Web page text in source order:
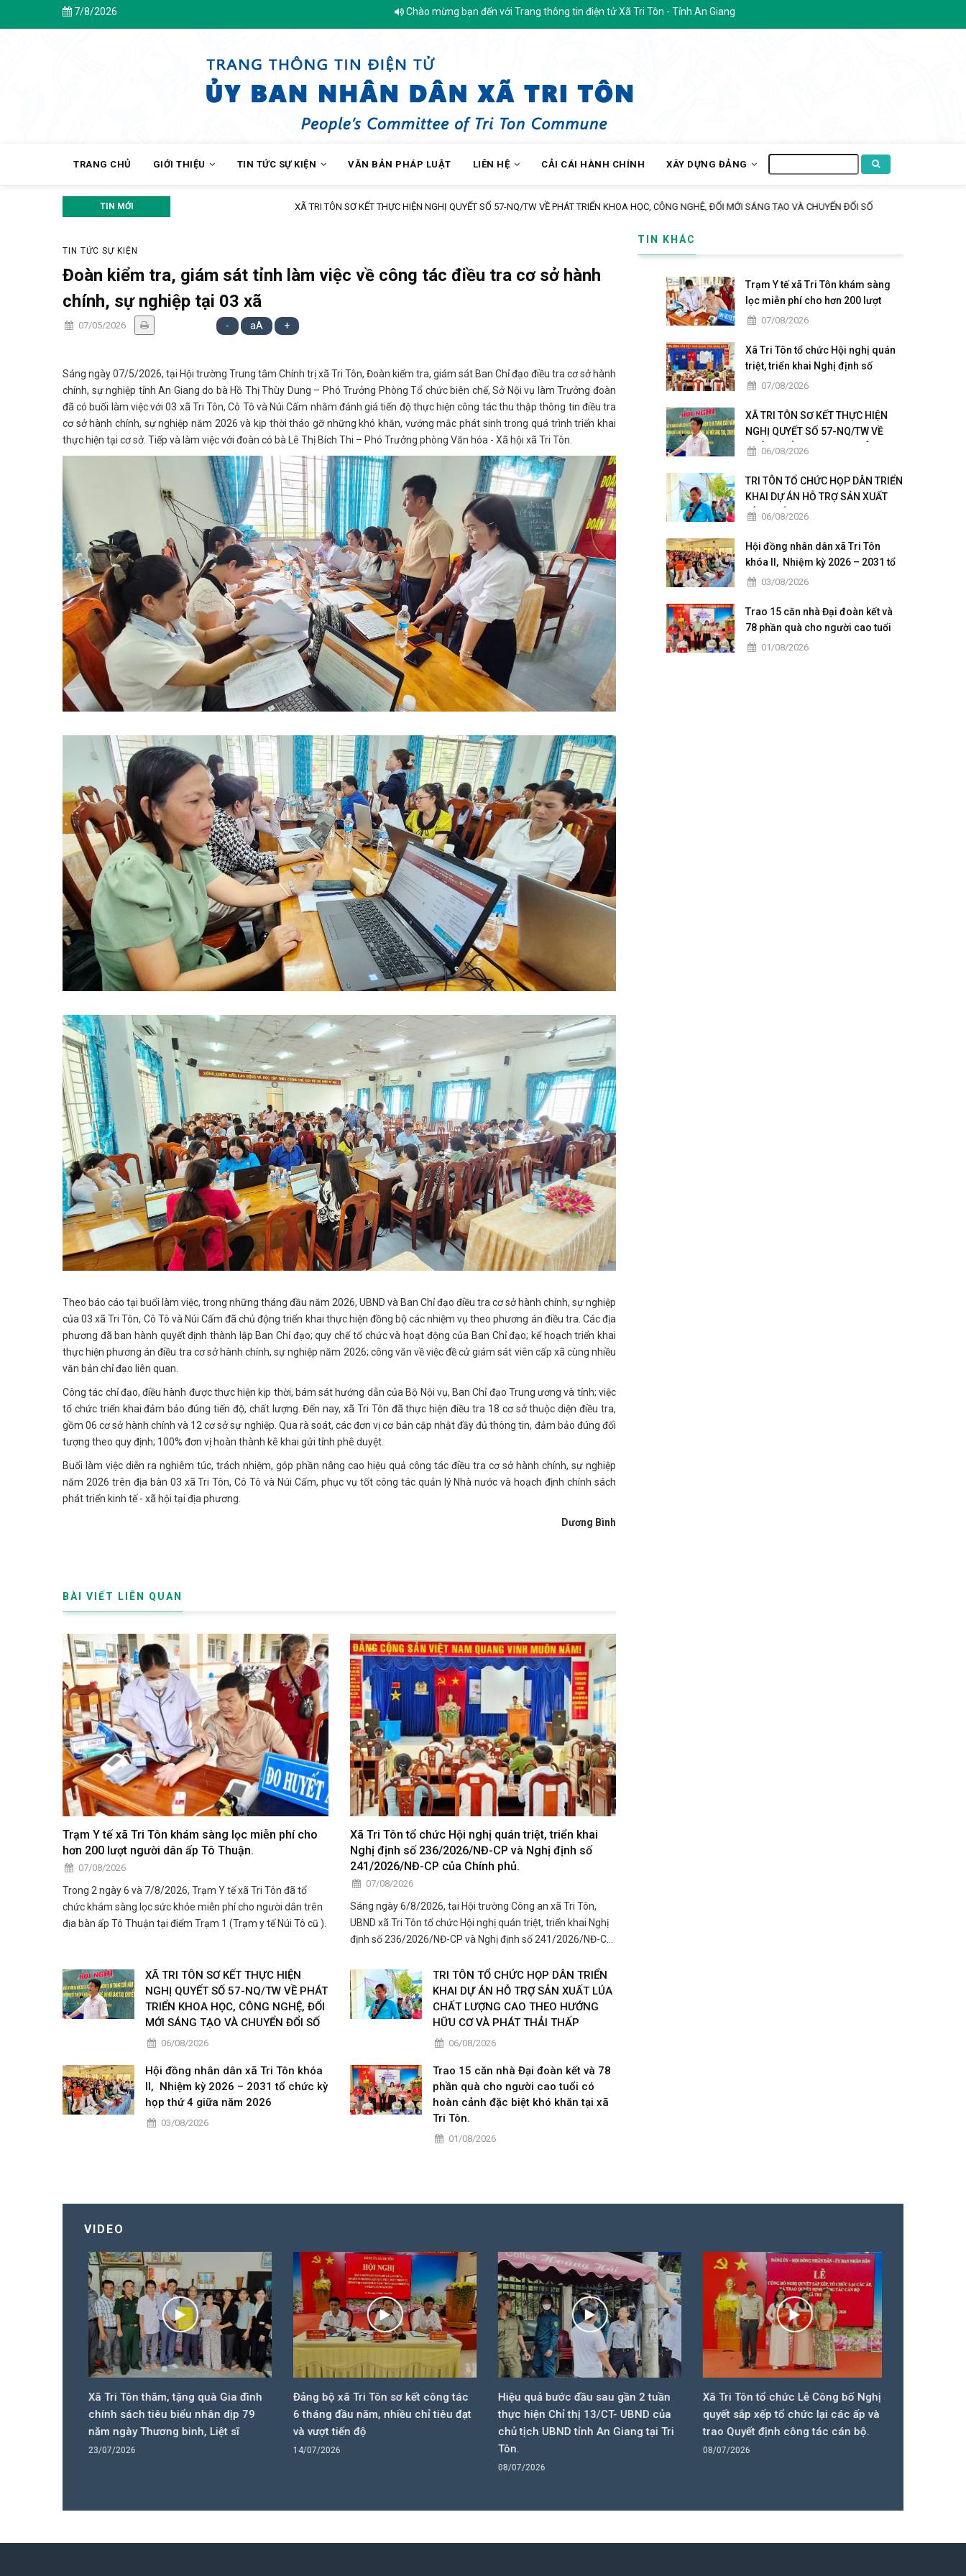
7/8/2026 Chào mừng bạn đến với Trang thông tin điện tử Xã Tri Tôn - Tỉnh An Giang
NAVIGATION
TRANG CHỦ GIỚI THIỆU TIN TỨC SỰ KIỆN VĂN BẢN PHÁP LUẬT LIÊN HỆ CẢI CÁI HÀNH CHÍNH XÂY DỰNG ĐẢNG
kiếm
TIN MỚI XÃ TRI TÔN SƠ KẾT THỰC HIỆN NGHỊ QUYẾT SỐ 57-NQ/TW VỀ PHÁT TRIỂN KHOA HỌC, CÔNG NGHỆ, ĐỔI MỚI SÁNG TẠO VÀ CHUYỂN ĐỔI SỐ
TIN TỨC SỰ KIỆN
Đoàn kiểm tra, giám sát tỉnh làm việc về công tác điều tra cơ sở hành
chính, sự nghiệp tại 03 xã
07/05/2026 - aA +
Sáng ngày 07/5/2026, tại Hội trường Trung tâm Chính trị xã Tri Tôn, Đoàn kiểm tra, giám sát Ban Chỉ đạo điều tra cơ sở hành
chính, sự nghiệp tỉnh An Giang do bà Hồ Thị Thùy Dung – Phó Trưởng Phòng Tổ chức biên chế, Sở Nội vụ làm Trưởng đoàn
đã có buổi làm việc với 03 xã Tri Tôn, Cô Tô và Núi Cấm nhằm đánh giá tiến độ thực hiện công tác thu thập thông tin điều tra
cơ sở hành chính, sự nghiệp năm 2026 và kịp thời tháo gỡ những khó khăn, vướng mắc phát sinh trong quá trình triển khai
thực hiện tại cơ sở. Tiếp và làm việc với đoàn có bà Lê Thị Bích Thi – Phó Trưởng phòng Văn hóa - Xã hội xã Tri Tôn.
Theo báo cáo tại buổi làm việc, trong những tháng đầu năm 2026, UBND và Ban Chỉ đạo điều tra cơ sở hành chính, sự nghiệp
của 03 xã Tri Tôn, Cô Tô và Núi Cấm đã chủ động triển khai thực hiện đồng bộ các nhiệm vụ theo phương án điều tra. Các địa
phương đã ban hành quyết định thành lập Ban Chỉ đạo; quy chế tổ chức và hoạt động của Ban Chỉ đạo; kế hoạch triển khai
thực hiện phương án điều tra cơ sở hành chính, sự nghiệp năm 2026; công văn về việc đề cử giám sát viên cấp xã cùng nhiều
văn bản chỉ đạo liên quan.
Công tác chỉ đạo, điều hành được thực hiện kịp thời, bám sát hướng dẫn của Bộ Nội vụ, Ban Chỉ đạo Trung ương và tỉnh; việc
tổ chức triển khai đảm bảo đúng tiến độ, chất lượng. Đến nay, xã Tri Tôn đã thực hiện điều tra 18 cơ sở thuộc diện điều tra,
gồm 06 cơ sở hành chính và 12 cơ sở sự nghiệp. Qua rà soát, các đơn vị cơ bản cập nhật đầy đủ thông tin, đảm bảo đúng đối
tượng theo quy định; 100% đơn vị hoàn thành kê khai gửi tỉnh phê duyệt.
Buổi làm việc diễn ra nghiêm túc, trách nhiệm, góp phần nâng cao hiệu quả công tác điều tra cơ sở hành chính, sự nghiệp
năm 2026 trên địa bàn 03 xã Tri Tôn, Cô Tô và Núi Cấm, phục vụ tốt công tác quản lý Nhà nước và hoạch định chính sách
phát triển kinh tế - xã hội tại địa phương.
Dương Bình
BÀI VIẾT LIÊN QUAN
Trạm Y tế xã Tri Tôn khám sàng lọc miễn phí cho
hơn 200 lượt người dân ấp Tô Thuận.
07/08/2026
Trong 2 ngày 6 và 7/8/2026, Trạm Y tế xã Tri Tôn đã tổ
chức khám sàng lọc sức khỏe miễn phí cho người dân trên
địa bàn ấp Tô Thuận tại điểm Trạm 1 (Trạm y tế Núi Tô cũ ).
Xã Tri Tôn tổ chức Hội nghị quán triệt, triển khai
Nghị định số 236/2026/NĐ-CP và Nghị định số
241/2026/NĐ-CP của Chính phủ.
07/08/2026
Sáng ngày 6/8/2026, tại Hội trường Công an xã Tri Tôn,
UBND xã Tri Tôn tổ chức Hội nghị quán triệt, triển khai Nghị
định số 236/2026/NĐ-CP và Nghị định số 241/2026/NĐ-CP
các cơ quan, đơn vị trên địa bàn xã.
XÃ TRI TÔN SƠ KẾT THỰC HIỆN
NGHỊ QUYẾT SỐ 57-NQ/TW VỀ PHÁT
TRIỂN KHOA HỌC, CÔNG NGHỆ, ĐỔI
MỚI SÁNG TẠO VÀ CHUYỂN ĐỔI SỐ
06/08/2026
TRI TÔN TỔ CHỨC HỌP DÂN TRIỂN
KHAI DỰ ÁN HỖ TRỢ SẢN XUẤT LÚA
CHẤT LƯỢNG CAO THEO HƯỚNG
HỮU CƠ VÀ PHÁT THẢI THẤP
06/08/2026
Hội đồng nhân dân xã Tri Tôn khóa
II, Nhiệm kỳ 2026 – 2031 tổ chức kỳ
họp thứ 4 giữa năm 2026
03/08/2026
Trao 15 căn nhà Đại đoàn kết và 78
phần quà cho người cao tuổi có
hoàn cảnh đặc biệt khó khăn tại xã
Tri Tôn.
01/08/2026
TIN KHÁC
Trạm Y tế xã Tri Tôn khám sàng
lọc miễn phí cho hơn 200 lượt
người dân ấp Tô Thuận.
07/08/2026
Xã Tri Tôn tổ chức Hội nghị quán
triệt, triển khai Nghị định số
236/2026/NĐ-CP và Nghị định số
07/08/2026
XÃ TRI TÔN SƠ KẾT THỰC HIỆN
NGHỊ QUYẾT SỐ 57-NQ/TW VỀ
PHÁT TRIỂN KHOA HỌC, CÔNG
CHUYỂN ĐỔI SỐ
06/08/2026
TRI TÔN TỔ CHỨC HỌP DÂN TRIỂN
KHAI DỰ ÁN HỖ TRỢ SẢN XUẤT
LÚA CHẤT LƯỢNG CAO THEO
THẤP
06/08/2026
Hội đồng nhân dân xã Tri Tôn
khóa II, Nhiệm kỳ 2026 – 2031 tổ
chức kỳ họp thứ 4 giữa năm 2026
03/08/2026
Trao 15 căn nhà Đại đoàn kết và
78 phần quà cho người cao tuổi
có hoàn cảnh đặc biệt khó khăn
01/08/2026
VIDEO
Xã Tri Tôn thăm, tặng quà Gia đình
chính sách tiêu biểu nhân dịp 79
năm ngày Thương binh, Liệt sĩ
23/07/2026
Đảng bộ xã Tri Tôn sơ kết công tác
6 tháng đầu năm, nhiều chỉ tiêu đạt
và vượt tiến độ
14/07/2026
Hiệu quả bước đầu sau gần 2 tuần
thực hiện Chỉ thị 13/CT- UBND của
chủ tịch UBND tỉnh An Giang tại Tri
Tôn.
08/07/2026
Xã Tri Tôn tổ chức Lễ Công bố Nghị
quyết sắp xếp tổ chức lại các ấp và
trao Quyết định công tác cán bộ.
08/07/2026